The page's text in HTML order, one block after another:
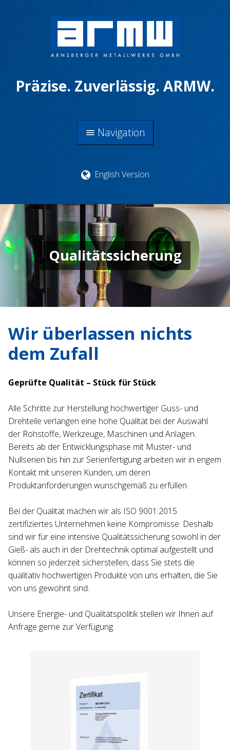
Präzise. Zuverlässig. ARMW.
menu Navigation
English Version
Qualitätssicherung
Wir überlassen nichts
dem Zufall
Geprüfte Qualität – Stück für Stück
Alle Schritte zur Herstellung hochwertiger Guss- und
Drehteile verlangen eine hohe Qualität bei der Auswahl
der Rohstoffe, Werkzeuge, Maschinen und Anlagen.
Bereits ab der Entwicklungsphase mit Muster- und
Nullserien bis hin zur Serienfertigung arbeiten wir in engem
Kontakt mit unseren Kunden, um deren
Produktanforderungen wunschgemäß zu erfüllen.
Bei der Qualität machen wir als ISO 9001:2015
zertifiziertes Unternehmen keine Kompromisse. Deshalb
sind wir für eine intensive Qualitätssicherung sowohl in der
Gieß- als auch in der Drehtechnik optimal aufgestellt und
können so jederzeit sicherstellen, dass Sie stets die
qualitativ hochwertigen Produkte von uns erhalten, die Sie
von uns gewohnt sind.
Unsere Energie- und Qualitätspolitik stellen wir Ihnen auf
Anfrage gerne zur Verfügung.